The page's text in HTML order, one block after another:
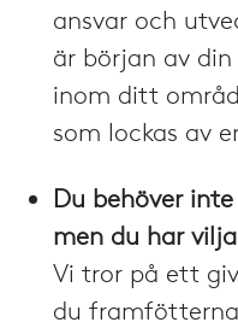
ansvar och
är början av
inom ditt
som lockas av
Du behöver
men du har
Vi tror på ett
du